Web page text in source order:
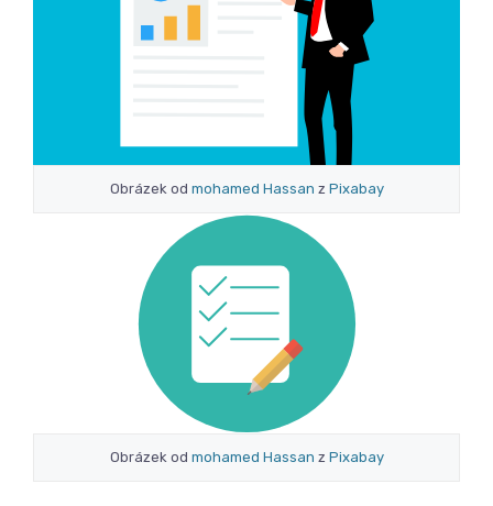
Obrázek od mohamed Hassan z Pixabay
Obrázek od mohamed Hassan z Pixabay